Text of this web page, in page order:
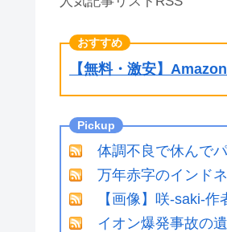
【無料・激安】
体調不良で休んで
万年赤字のインド
【画像】咲-saki-
イオン爆発事故の